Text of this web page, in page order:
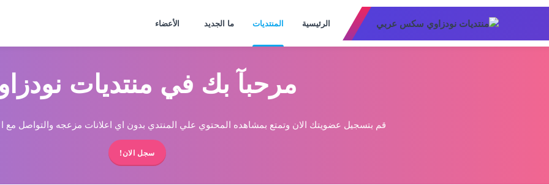
الرئيسية المنتديات ما الجديد الأعضاء
مرحبآ بك في منتديات
قم بتسجيل عضويتك الان وتمتع بمشاهده المحتوي علي المنتدي بدون اي اعلانات مزعجه والتواصل مع
سجل الان!